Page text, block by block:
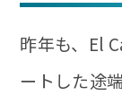
昨年も、El
ートした途